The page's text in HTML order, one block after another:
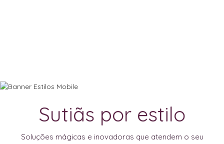
Sutiãs por estilo
Soluções mágicas e inovadoras que atendem o seu